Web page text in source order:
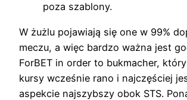
poza szablony.
W żużlu pojawiają się one w 99%
meczu, a więc bardzo ważna jest
ForBET in order to bukmacher,
kursy wcześnie rano i najczęściej
aspekcie najszybszy obok STS.